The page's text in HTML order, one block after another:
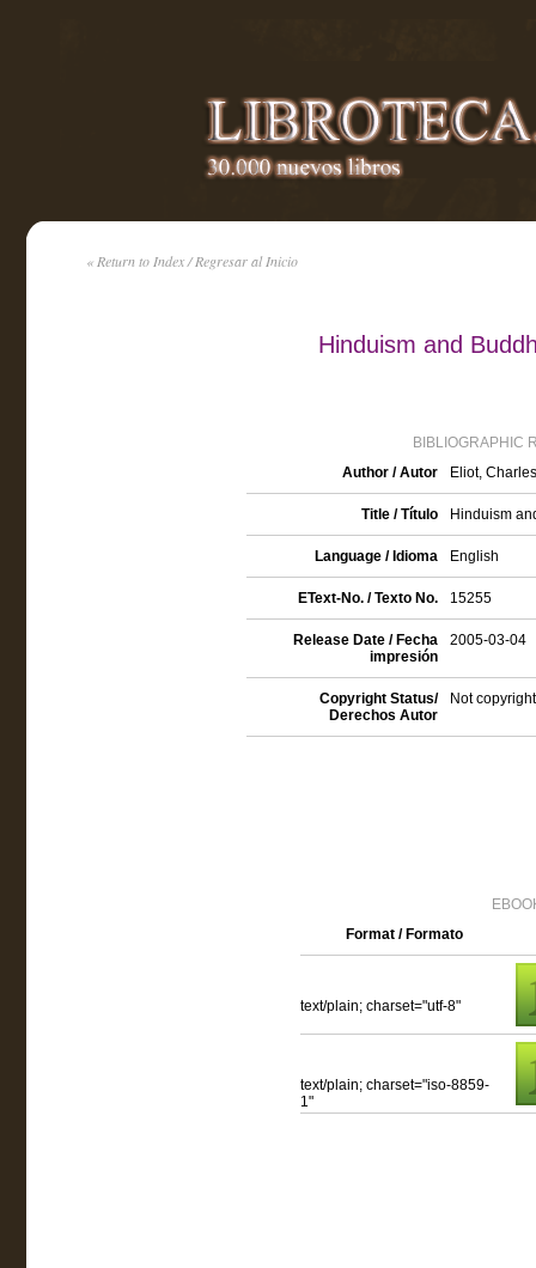
« Return to Index / Regresar al Inicio
Hinduism and
BIBLIOGRAPHIC
Author / Autor
Eliot,
Title / Título Hinduism
Language / Idioma English
EText-No. / Texto No. 15255
Release Date / Fecha
impresión
2005-03-04
Copyright Status/
Derechos Autor
Not
Format / Formato
text/plain; charset="utf-8"
text/plain; charset="iso-8859-
1"